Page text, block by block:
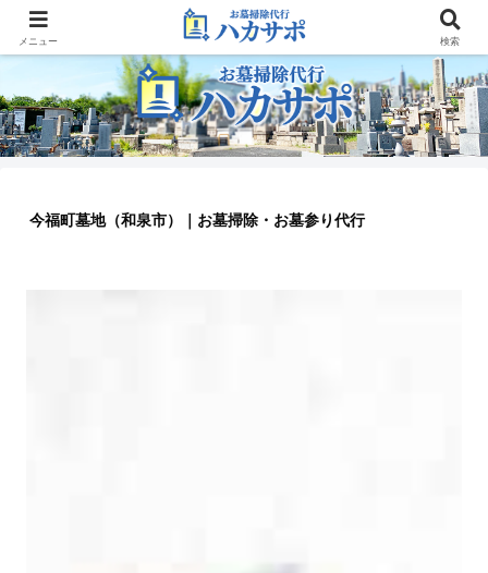
大阪のお墓参り代行業者
今福町墓地（和泉市）｜お墓掃除・お墓参り代行
メニュー 検索